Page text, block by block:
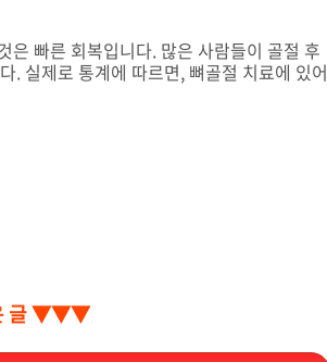
은 빠른 회복입니다. 많은 사람들이 골절 후
. 실제로 통계에 따르면, 뼈골절 치료에 있어
글 ▼▼▼